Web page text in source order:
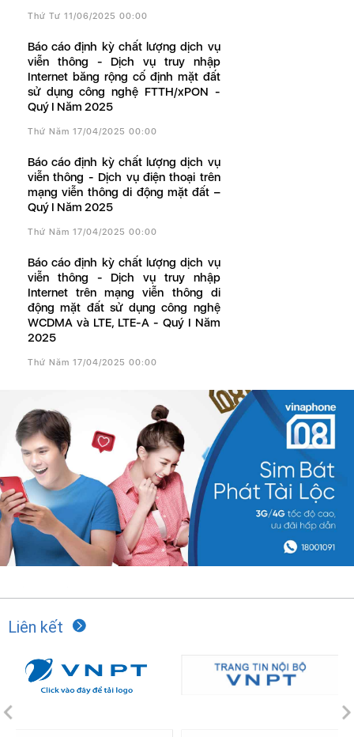
Thứ Tư 11/06/2025 00:00
Báo cáo định kỳ chất lượng dịch vụ
viễn thông - Dịch vụ truy nhập
Internet băng rộng cố định mặt đất
sử dụng công nghệ FTTH/xPON -
Quý I Năm 2025
Thứ Năm 17/04/2025 00:00
Báo cáo định kỳ chất lượng dịch vụ
viễn thông - Dịch vụ điện thoại trên
mạng viễn thông di động mặt đất –
Quý I Năm 2025
Thứ Năm 17/04/2025 00:00
Báo cáo định kỳ chất lượng dịch vụ
viễn thông - Dịch vụ truy nhập
Internet trên mạng viễn thông di
động mặt đất sử dụng công nghệ
WCDMA và LTE, LTE-A - Quý I Năm
2025
Thứ Năm 17/04/2025 00:00
Liên kết
Previous